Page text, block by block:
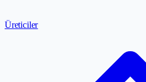
Üreticiler